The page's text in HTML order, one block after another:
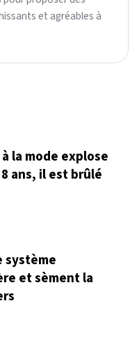
et agréables à
la mode explose
ans, il est brûlé
système
et sèment la